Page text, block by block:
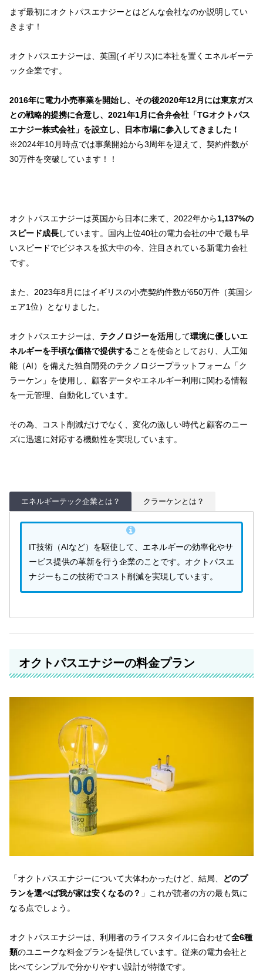
まず最初にオクトパスエナジーとはどんな会社なのか説明してい
きます！
オクトパスエナジーは、英国(イギリス)に本社を置くエネルギーテ
ック企業です。
2016年に電力小売事業を開始し、その後2020年12月には東京ガス
との戦略的提携に合意し、2021年1月に合弁会社「TGオクトパス
エナジー株式会社」を設立し、日本市場に参入してきました！
※2024年10月時点では事業開始から3周年を迎えて、契約件数が
30万件を突破しています！！
オクトパスエナジーは英国から日本に来て、2022年から1,137%の
スピード成長しています。国内上位40社の電力会社の中で最も早
いスピードでビジネスを拡大中の今、注目されている新電力会社
です。
また、2023年8月にはイギリスの小売契約件数が650万件（英国シ
ェア1位）となりました。
オクトパスエナジーは、 テクノロジーを活用 して環境に優しいエ
ネルギーを手頃な価格で提供することを使命としており、人工知
能（AI）を備えた独自開発のテクノロジープラットフォーム「ク
ラーケン」を使用し、顧客データやエネルギー利用に関わる情報
を一元管理、自動化しています。​
その為、コスト削減だけでなく、変化の激しい時代と顧客のニー
ズに迅速に対応する機動性を実現しています。
エネルギーテック企業とは？ クラーケンとは？
IT技術（AIなど）を駆使して、エネルギーの効率化やサ
ービス提供の革新を行う企業のことです。オクトパスエ
ナジーもこの技術でコスト削減を実現しています。
オクトパスエナジーの料金プラン
「オクトパスエナジーについて大体わかったけど、結局、
どのプ
ランを選べば我が家は安くなるの？ 」これが読者の方の最も気に
なる点でしょう。
オクトパスエナジーは、利用者のライフスタイルに合わせて全6種
類のユニークな料金プランを提供しています。従来の電力会社と
比べてシンプルで分かりやすい設計が特徴です。